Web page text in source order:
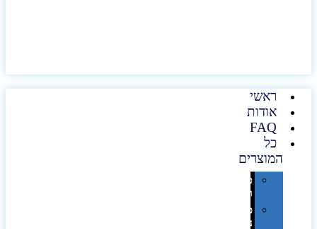
ראשי
אודות
FAQ
כל
המוצרים
טכנולוגיה
וגאדג'טים
פנאי,
נופש